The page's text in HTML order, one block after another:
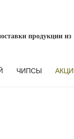
продукции из
ЧИПСЫ